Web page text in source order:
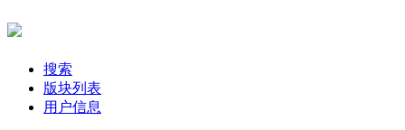
搜索
版块列表
用户信息